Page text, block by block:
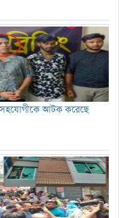
৩সহযোগীকে আটক করেছে